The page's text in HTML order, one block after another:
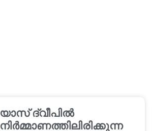
യാസ് ദ്വീപിൽ
നിർമ്മാണത്തിലിരിക്കുന്ന